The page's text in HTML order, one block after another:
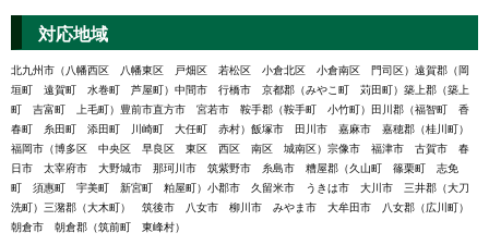
対応地域
北九州市（八幡西区 八幡東区 戸畑区 若松区 小倉北区 小倉南区 門司区）遠賀郡（岡
垣町 遠賀町 水巻町 芦屋町）中間市 行橋市 京都郡（みやこ町 苅田町）築上郡（築上
町 吉富町 上毛町）豊前市直方市 宮若市 鞍手郡（鞍手町 小竹町）田川郡（福智町 香
春町 糸田町 添田町 川崎町 大任町 赤村）飯塚市 田川市 嘉麻市 嘉穂郡（桂川町）
福岡市（博多区 中央区 早良区 東区 西区 南区 城南区）宗像市 福津市 古賀市 春
日市 太宰府市 大野城市 那珂川市 筑紫野市 糸島市 糟屋郡（久山町 篠栗町 志免
町 須惠町 宇美町 新宮町 粕屋町）小郡市 久留米市 うきは市 大川市 三井郡（大刀
洗町）三潴郡（大木町） 筑後市 八女市 柳川市 みやま市 大牟田市 八女郡（広川町）
朝倉市 朝倉郡（筑前町 東峰村）